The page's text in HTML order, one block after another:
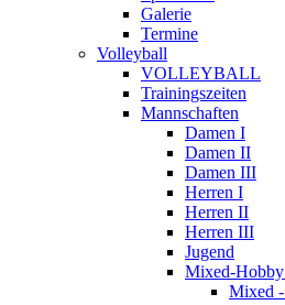
Galerie
Termine
Volleyball
VOLLEYBALL
Trainingszeiten
Mannschaften
Damen I
Damen II
Damen III
Herren I
Herren II
Herren III
Jugend
Mixed-
Mixed